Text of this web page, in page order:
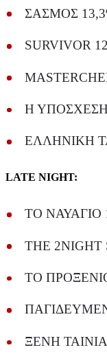
ΣΑΣΜΟΣ
SURVIVOR
Η ΥΠΟΣΧΕΣΗ
ΕΛΛΗΝΙΚΗ
LATE NIGHT:
ΤΟ ΝΑΥΑΓΙΟ
THE 2NIGHT
ΤΟ
ΞΕΝΗ ΤΑΙΝΙΑ